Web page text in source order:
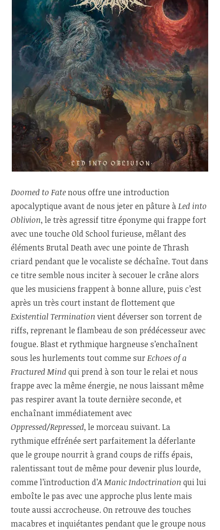
Doomed to Fatenous offre une introduction
apocalyptique avant de nous jeter en pâture àLed into
Oblivion, le très agressif titre éponyme qui frappe fort
avec une touche Old School furieuse, mêlant des
éléments Brutal Death avec une pointe de Thrash
criard pendant que le vocaliste se déchaîne. Tout dans
ce titre semble nous inciter à secouer le crâne alors
que les musiciens frappent à bonne allure, puis c’est
après un très court instant de flottement que
Existential Termination vient déverser son torrent de
riffs, reprenant le flambeau de son prédécesseur avec
fougue. Blast et rythmique hargneuse s’enchaînent
sous les hurlements tout comme surEchoes of a
Fractured Mindqui prend à son tour le relai et nous
frappe avec la même énergie, ne nous laissant même
pas respirer avant la toute dernière seconde, et
enchaînant immédiatement avec
Oppressed/Repressed, le morceau suivant. La
rythmique effrénée sert parfaitement la déferlante
que le groupe nourrit à grand coups de riffs épais,
ralentissant tout de même pour devenir plus lourde,
comme l’introduction d’A Manic Indoctrination qui lui
emboîte le pas avec une approche plus lente mais
toute aussi accrocheuse. On retrouve des touches
macabres et inquiétantes pendant que le groupe nous